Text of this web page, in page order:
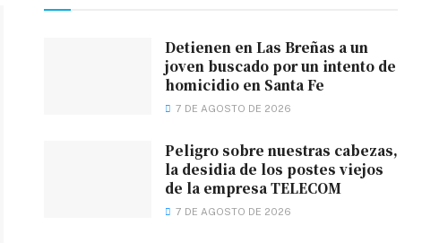
Detienen en Las Breñas a un
joven buscado por un intento de
homicidio en Santa Fe
7 DE AGOSTO DE 2026
Peligro sobre nuestras cabezas,
la desidia de los postes viejos
de la empresa TELECOM
7 DE AGOSTO DE 2026